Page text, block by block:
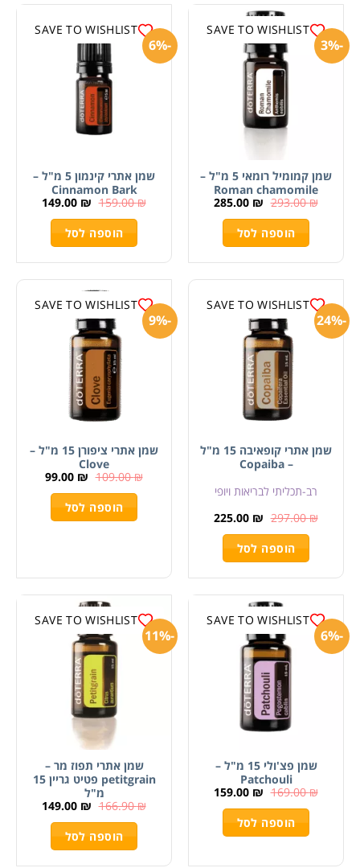
SAVE TO WISHLIST
-3%
שמן קמומיל רומאי 5 מ"ל –
Roman chamomile
293.00₪
285.00 ₪
הוספה לסל
SAVE TO WISHLIST
-6%
שמן אתרי קינמון 5 מ"ל –
Cinnamon Bark
159.00₪
149.00 ₪
הוספה לסל
SAVE TO WISHLIST
-24%
שמן אתרי קופאיבה 15 מ"ל
– Copaiba
רב-תכליתי לבריאות ויופי
297.00₪
225.00 ₪
הוספה לסל
SAVE TO WISHLIST
-9%
שמן אתרי ציפורן 15 מ"ל –
Clove
109.00₪
99.00 ₪
הוספה לסל
SAVE TO WISHLIST
-6%
שמן פצ'ולי 15 מ"ל –
Patchouli
169.00₪
159.00 ₪
הוספה לסל
SAVE TO WISHLIST
-11%
שמן אתרי תפוז מר –
petitgrain פטיט גריין 15
מ"ל
166.90₪
149.00 ₪
הוספה לסל